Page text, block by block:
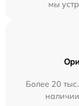
мы
Более 20